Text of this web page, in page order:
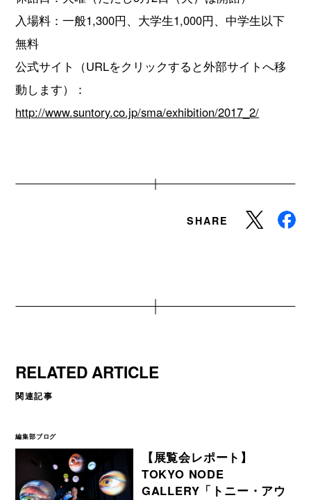
入場料：一般1,300円、大学生1,000円、中学生以下
無料
公式サイト（URLをクリックすると外部サイトへ移
動します）：
http://www.suntory.co.jp/sma/exhibition/2017_2/
SHARE
RELATED ARTICLE
関連記事
編集部ブログ
【展覧会レポート】
TOKYO NODE
GALLERY「トニー・アウ